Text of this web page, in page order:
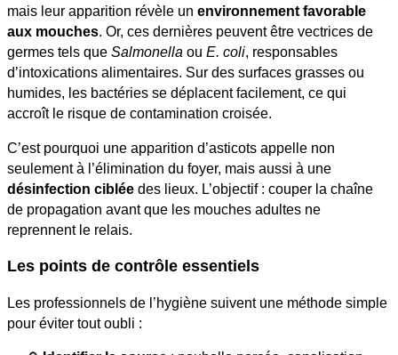
mais leur apparition révèle un environnement favorable
aux mouches. Or, ces dernières peuvent être vectrices de
germes tels que Salmonella ou E. coli, responsables
d’intoxications alimentaires. Sur des surfaces grasses ou
humides, les bactéries se déplacent facilement, ce qui
accroît le risque de contamination croisée.
C’est pourquoi une apparition d’asticots appelle non
seulement à l’élimination du foyer, mais aussi à une
désinfection ciblée des lieux. L’objectif : couper la chaîne
de propagation avant que les mouches adultes ne
reprennent le relais.
Les points de contrôle essentiels
Les professionnels de l’hygiène suivent une méthode simple
pour éviter tout oubli :